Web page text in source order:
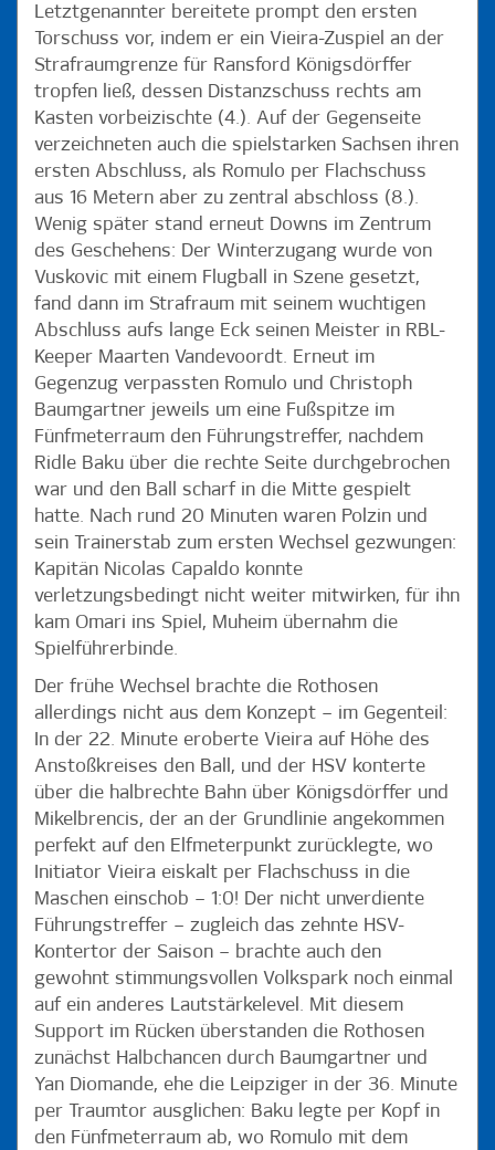
Letztgenannter bereitete prompt den ersten
Torschuss vor, indem er ein Vieira-Zuspiel an der
Strafraumgrenze für Ransford Königsdörffer
tropfen ließ, dessen Distanzschuss rechts am
Kasten vorbeizischte (4.). Auf der Gegenseite
verzeichneten auch die spielstarken Sachsen ihren
ersten Abschluss, als Romulo per Flachschuss
aus 16 Metern aber zu zentral abschloss (8.).
Wenig später stand erneut Downs im Zentrum
des Geschehens: Der Winterzugang wurde von
Vuskovic mit einem Flugball in Szene gesetzt,
fand dann im Strafraum mit seinem wuchtigen
Abschluss aufs lange Eck seinen Meister in RBL-
Keeper Maarten Vandevoordt. Erneut im
Gegenzug verpassten Romulo und Christoph
Baumgartner jeweils um eine Fußspitze im
Fünfmeterraum den Führungstreffer, nachdem
Ridle Baku über die rechte Seite durchgebrochen
war und den Ball scharf in die Mitte gespielt
hatte. Nach rund 20 Minuten waren Polzin und
sein Trainerstab zum ersten Wechsel gezwungen:
Kapitän Nicolas Capaldo konnte
verletzungsbedingt nicht weiter mitwirken, für ihn
kam Omari ins Spiel, Muheim übernahm die
Spielführerbinde.
Der frühe Wechsel brachte die Rothosen
allerdings nicht aus dem Konzept – im Gegenteil:
In der 22. Minute eroberte Vieira auf Höhe des
Anstoßkreises den Ball, und der HSV konterte
über die halbrechte Bahn über Königsdörffer und
Mikelbrencis, der an der Grundlinie angekommen
perfekt auf den Elfmeterpunkt zurücklegte, wo
Initiator Vieira eiskalt per Flachschuss in die
Maschen einschob – 1:0! Der nicht unverdiente
Führungstreffer – zugleich das zehnte HSV-
Kontertor der Saison – brachte auch den
gewohnt stimmungsvollen Volkspark noch einmal
auf ein anderes Lautstärkelevel. Mit diesem
Support im Rücken überstanden die Rothosen
zunächst Halbchancen durch Baumgartner und
Yan Diomande, ehe die Leipziger in der 36. Minute
per Traumtor ausglichen: Baku legte per Kopf in
den Fünfmeterraum ab, wo Romulo mit dem